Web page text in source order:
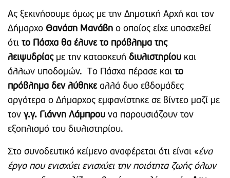
Ας ξεκινήσουμε όμως με την Δημοτική Αρχή και τον
Δήμαρχο Θανάση Μανάβη ο οποίος είχε υποσχεθεί
ότι το Πάσχα θα έλυνε το πρόβλημα της
λειψυδρίαςμε την κατασκευήδιυλιστηρίου και
άλλων υποδομών. Το Πάσχα πέρασε καιτο
πρόβλημα δεν λύθηκεαλλά δυο εβδομάδες
αργότερα ο Δήμαρχος εμφανίστηκε σε βίντεο μαζί με
τον γ.γ. Γιάννη Λάμπρου να παρουσιάζουν τον
εξοπλισμό του διυλιστηρίου.
Στο συνοδευτικό κείμενο αναφέρεται ότι είναι «ένα
έργο που ενισχύει ενισχύει την ποιότητα ζωής όλων